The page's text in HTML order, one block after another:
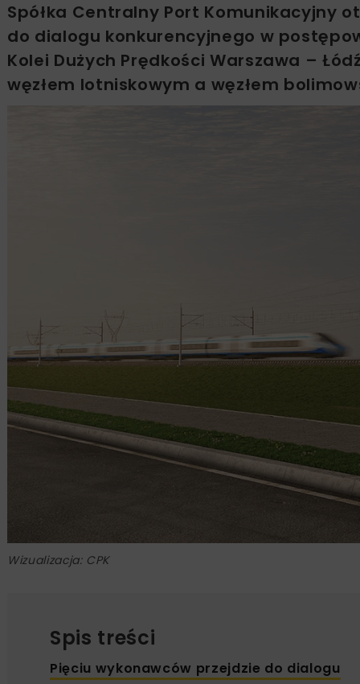
Spółka Centralny Port Komunikacyjny
do dialogu konkurencyjnego w
Kolei Dużych Prędkości Warszawa –
węzłem lotniskowym a węzłem
Wizualizacja: CPK
Spis treści
Pięciu wykonawców przejdzie do dialogu